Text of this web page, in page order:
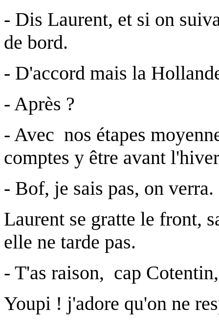
- Dis Laurent, et si on
de bord.
- D'accord mais la
- Après ?
- Avec nos étapes
comptes y être avant
- Bof, je sais pas, on verra.
Laurent se gratte le front,
elle ne tarde pas.
- T'as raison, cap
Youpi ! j'adore qu'on ne